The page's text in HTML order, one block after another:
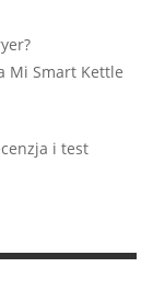
Mi Smart Kettle
i test